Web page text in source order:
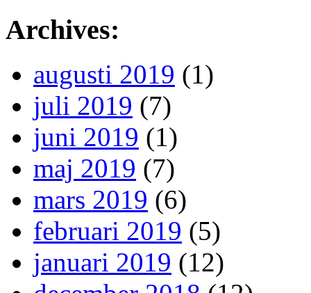
Archives:
augusti 2019 (1)
juli 2019 (7)
juni 2019 (1)
maj 2019 (7)
mars 2019 (6)
februari 2019 (5)
januari 2019 (12)